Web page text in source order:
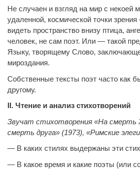
Не случаен и взгляд на мир с некоей
удаленной, космической точки
видеть пространство внизу птица,
человек, не сам поэт. Или — такой
Языку, творящему Слово,
мироздания.
Собственные тексты поэт часто как
другому.
II. Чтение и анализ стихотворений
Звучат стихотворения «На смерть
смерть друга» (1973), «Римские
— В каких стилях выдержаны эти
— В какое время и какие поэты (или